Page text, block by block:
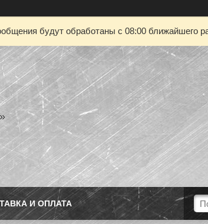
будут обработаны с 08:00 ближайшего
И ОПЛАТА